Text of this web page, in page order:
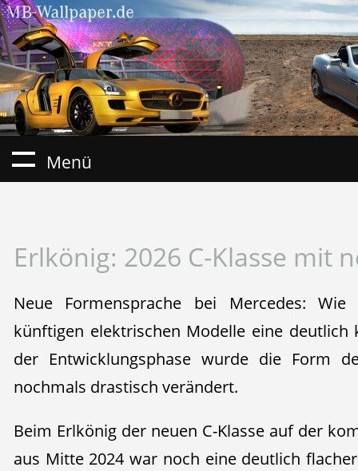
Menü
Erlkönig: 2026 C-Klasse mit
Neue Formensprache bei Mercedes:
künftigen elektrischen Modelle eine deutlich
der Entwicklungsphase wurde die Form
nochmals drastisch verändert.
Beim Erlkönig der neuen C-Klasse auf der
aus Mitte 2024 war noch eine deutlich